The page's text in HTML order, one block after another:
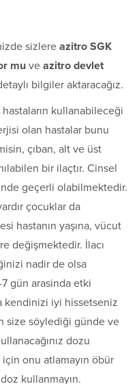
sizlereazitro SGK
mu ve azitro devlet
bilgiler aktaracağız.
kullanabileceği
olan hastalar bunu
çıban, alt ve üst
bir ilaçtır. Cinsel
geçerli olabilmektedir.
çocuklar da
hastanın yaşına, vücut
değişmektedir. İlacı
nadir de olsa
gün arasinda etki
kendinizi iyi hissetseniz
size söylediği günde ve
dozu
için onu atlamayın öbür
kullanmayın.